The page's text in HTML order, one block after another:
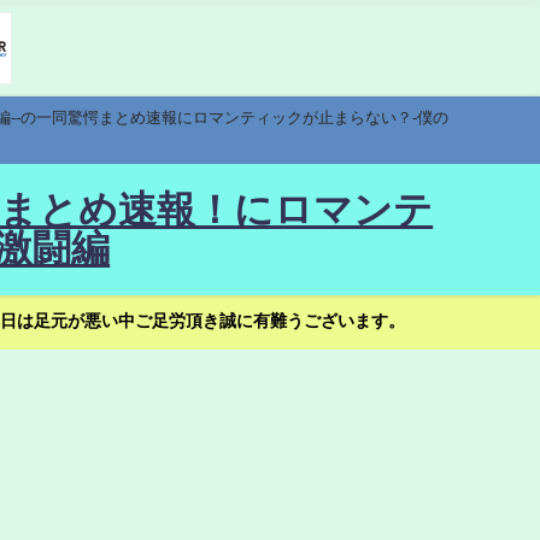
の一同驚愕まとめ速報にロマンティックが止まらない？-僕の
とめ速報！にロマンテ
闘編
足元が悪い中ご足労頂き誠に有難うございます。